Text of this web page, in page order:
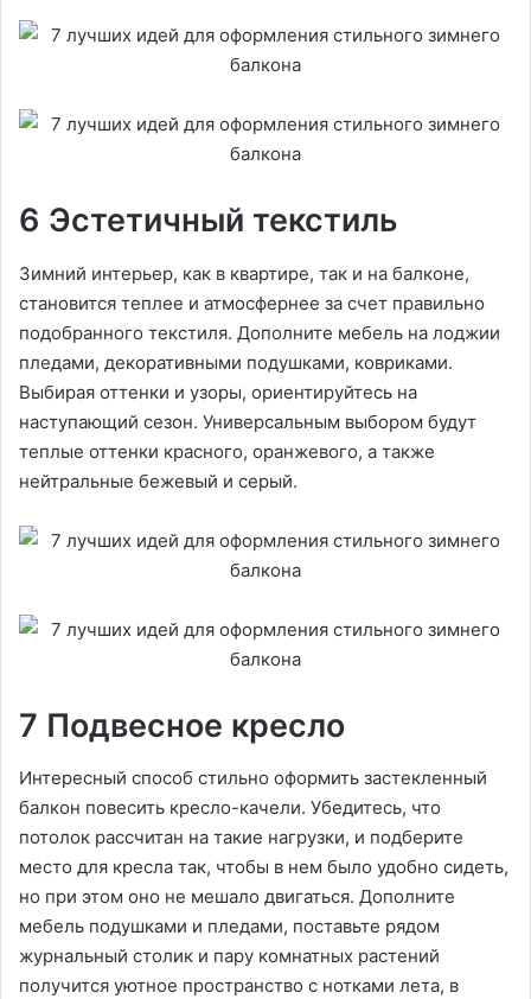
6 Эстетичный текстиль
Зимний интерьер, как в квартире, так и на балконе,
становится теплее и атмосфернее за счет правильно
подобранного текстиля. Дополните мебель на лоджии
пледами, декоративными подушками, ковриками.
Выбирая оттенки и узоры, ориентируйтесь на
наступающий сезон. Универсальным выбором будут
теплые оттенки красного, оранжевого, а также
нейтральные бежевый и серый.
7 Подвесное кресло
Интересный способ стильно оформить застекленный
балкон повесить кресло-качели. Убедитесь, что
потолок рассчитан на такие нагрузки, и подберите
место для кресла так, чтобы в нем было удобно сидеть,
но при этом оно не мешало двигаться. Дополните
мебель подушками и пледами, поставьте рядом
журнальный столик и пару комнатных растений
получится уютное пространство с нотками лета, в